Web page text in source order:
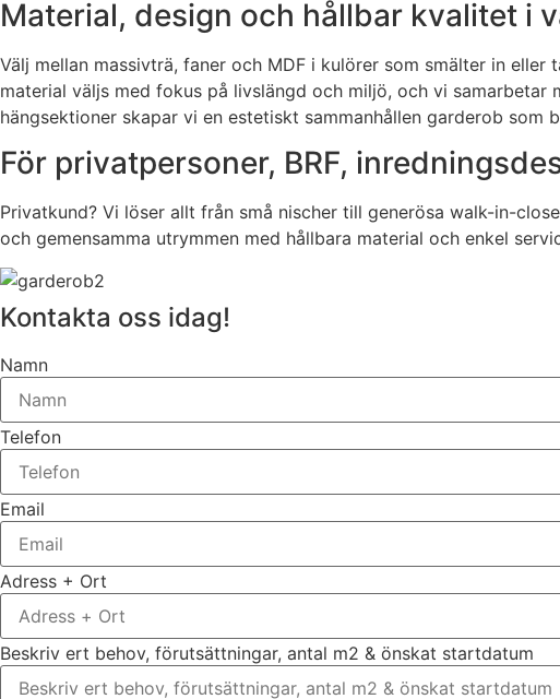
Material, design och hållbar kvalitet i
Välj mellan massivträ, faner och MDF i kulörer som smälter in
material väljs med fokus på livslängd och miljö, och vi
hängsektioner skapar vi en estetiskt sammanhållen garderob
För privatpersoner, BRF,
Privatkund? Vi löser allt från små nischer till generösa walk-in-
och gemensamma utrymmen med hållbara material och enkel
Kontakta oss idag!
Namn
Telefon
Email
Adress + Ort
Beskriv ert behov, förutsättningar, antal m2 & önskat startdatum